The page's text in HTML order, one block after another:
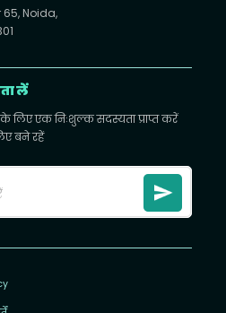
65, Noida,
लें
लिए एक निःशुल्क सदस्यता प्राप्त करें
बने रहें